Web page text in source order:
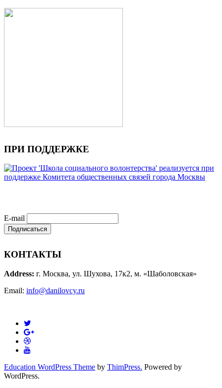
ПРИ ПОДДЕРЖКЕ
E-mail
КОНТАКТЫ
Address: г. Москва, ул. Шухова, 17к2, м. «Шаболовская»
Email: info@danilovcy.ru
Education WordPress Theme by ThimPress. Powered by
WordPress.